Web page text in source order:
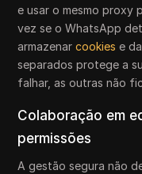
e usar o mesmo proxy
vez se o WhatsApp
armazenarcookies e
separados protege a
falhar, as outras não
Colaboração em
permissões
A gestão segura não